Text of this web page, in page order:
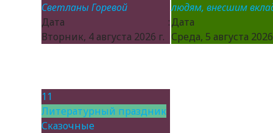
Светланы Горевой
Дата :
Вторник, 4 августа 2026 г.
людям, внесшим
Дата
Среда, 5 августа
11
Литературный праздник
Сказочные